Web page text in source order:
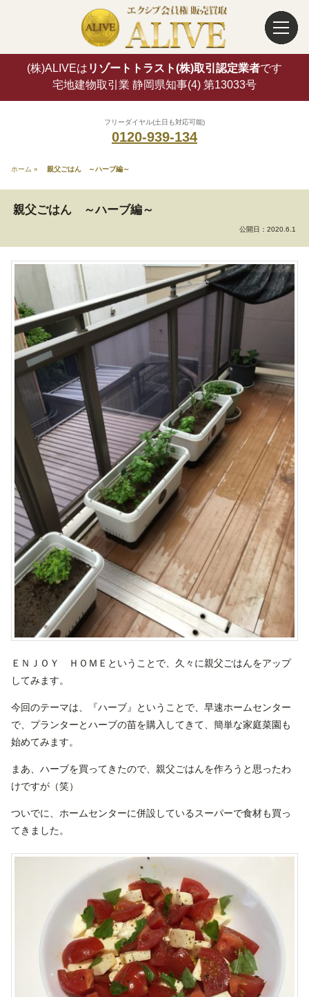
(株)ALIVEは リゾートトラスト(株)取引認定業者です
宅地建物取引業 静岡県知事(4) 第13033号
フリーダイヤル(土日も対応可能)
0120-939-134
ホーム » 親父ごはん ～ハーブ編～
親父ごはん ～ハーブ編～
公開日： 2020.6.1
ＥＮＪＯＹ ＨＯＭＥということで、久々に親父ごはんをアップ
してみます。
今回のテーマは、『ハーブ』ということで、早速ホームセンター
で、プランターとハーブの苗を購入してきて、簡単な家庭菜園も
始めてみます。
まあ、ハーブを買ってきたので、親父ごはんを作ろうと思ったわ
けですが（笑）
ついでに、ホームセンターに併設しているスーパーで食材も買っ
てきました。